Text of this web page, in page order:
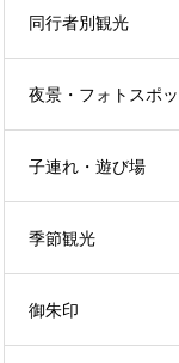
同行者別観光
夜景・フォトスポッ
子連れ・遊び場
季節観光
御朱印